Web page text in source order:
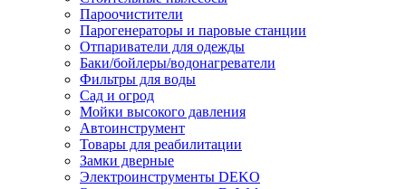
Пароочистители
Парогенераторы и паровые станции
Отпариватели для одежды
Баки/бойлеры/водонагреватели
Фильтры для воды
Сад и огрод
Мойки высокого давления
Автоинструмент
Товары для реабилитации
Замки дверные
Электроинструменты DEKO